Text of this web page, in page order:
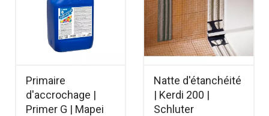
Primaire
d'accrochage |
Primer G | Mapei
Natte d'étanchéité
| Kerdi 200 |
Schluter